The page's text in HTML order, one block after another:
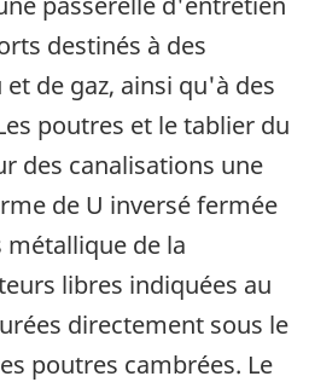
destinés à des
de gaz, ainsi qu'à des
poutres et le tablier du
des canalisations une
de U inversé fermée
métallique de la
libres indiquées au
directement sous le
poutres cambrées. Le